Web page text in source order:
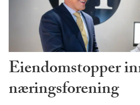
Eiendomstopper
næringsforening